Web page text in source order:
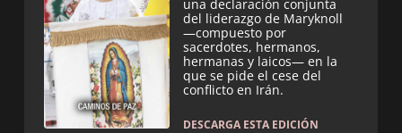
una declaración conjunta
del liderazgo de Maryknoll
—compuesto por
sacerdotes, hermanos,
hermanas y laicos— en la
que se pide el cese del
conflicto en Irán.
DESCARGA ESTA EDICIÓN